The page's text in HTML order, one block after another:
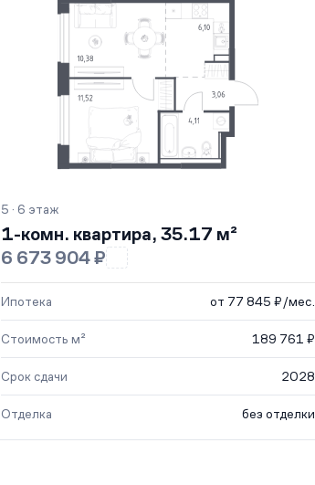
5 · 6 этаж
1-комн. квартира, 35.17 м²
6 673 904 ₽
Ипотека от 77 845 ₽/мес.
Стоимость м² 189 761 ₽
Срок сдачи 2028
Отделка без отделки